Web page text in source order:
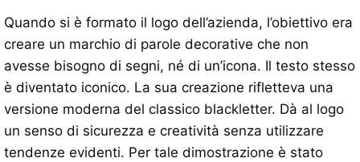
Quando si è formato il logo dell’azienda, l’obiettivo era
creare un marchio di parole decorative che non
avesse bisogno di segni, né di un’icona. Il testo stesso
è diventato iconico. La sua creazione rifletteva una
versione moderna del classico blackletter. Dà al logo
un senso di sicurezza e creatività senza utilizzare
tendenze evidenti. Per tale dimostrazione è stato